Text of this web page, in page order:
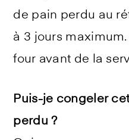
de pain perdu au
à 3 jours
four avant de la
Puis-je congeler
perdu ?